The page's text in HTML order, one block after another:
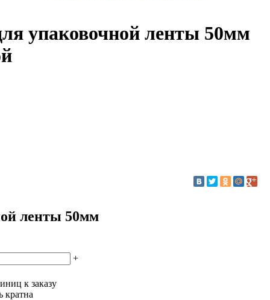
упаковочной ленты 50мм
ленты 50мм
+
к заказу
кратна